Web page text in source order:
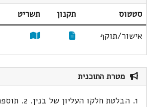
סטטוס תקנון תשריט
אישור/תוקף
מטרת התוכנית